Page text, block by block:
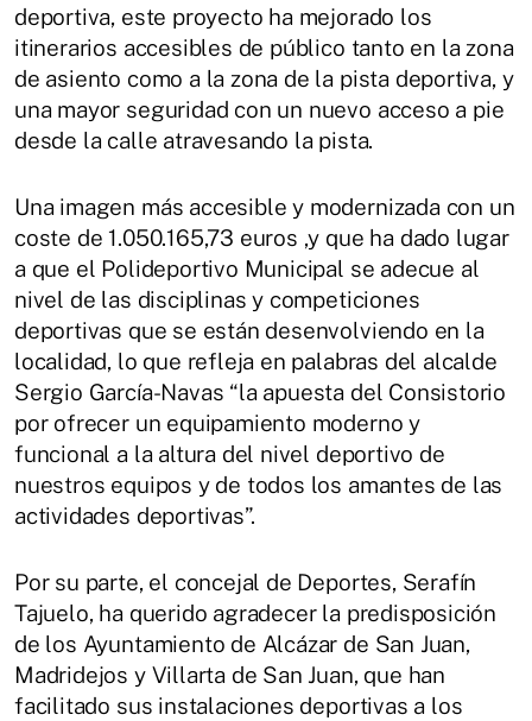
deportiva, este proyecto ha mejorado los
itinerarios accesibles de público tanto en la zona
de asiento como a la zona de la pista deportiva, y
una mayor seguridad con un nuevo acceso a pie
desde la calle atravesando la pista.
Una imagen más accesible y modernizada con un
coste de 1.050.165,73 euros ,y que ha dado lugar
a que el Polideportivo Municipal se adecue al
nivel de las disciplinas y competiciones
deportivas que se están desenvolviendo en la
localidad, lo que refleja en palabras del alcalde
Sergio García-Navas “la apuesta del Consistorio
por ofrecer un equipamiento moderno y
funcional a la altura del nivel deportivo de
nuestros equipos y de todos los amantes de las
actividades deportivas”.
Por su parte, el concejal de Deportes, Serafín
Tajuelo, ha querido agradecer la predisposición
de los Ayuntamiento de Alcázar de San Juan,
Madridejos y Villarta de San Juan, que han
facilitado sus instalaciones deportivas a los